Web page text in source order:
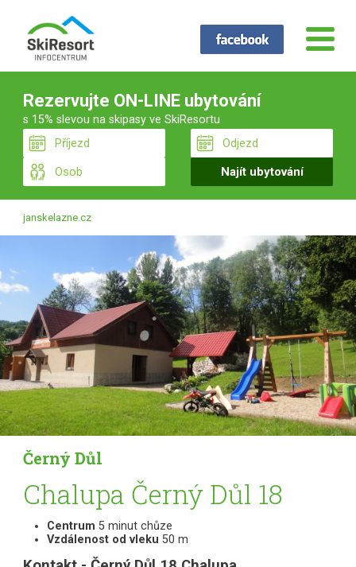
Rezervujte ON-LINE ubytování
s 15% slevou na skipasy ve SkiResortu
janskelazne.cz
Černý Důl
Chalupa Černý Důl 18
Centrum 5 minut chůze
Vzdálenost od vleku 50 m